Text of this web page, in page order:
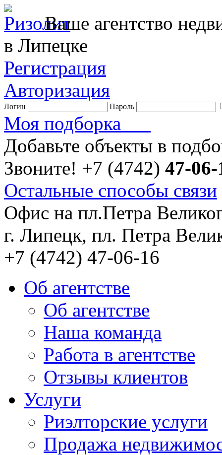
Ваше агентство
в Липецке
Регистрация
Авторизация
Логин Пароль
Моя подборка
Добавьте объекты в
Звоните! +7 (4742) 47-06-
Остальные способы связи
Офис на пл.Петра
г. Липецк, пл. Петра
+7 (4742) 47-06-16
Об агентстве
Об агентстве
Наша команда
Работа в агентстве
Отзывы клиентов
Услуги
Риэлторские услуги
Продажа